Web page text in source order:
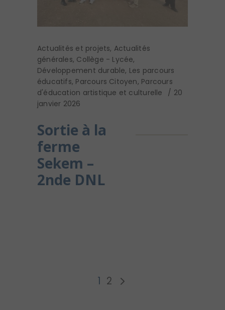
Actualités et projets, Actualités
générales, Collège - Lycée,
Développement durable, Les parcours
éducatifs, Parcours Citoyen, Parcours
d'éducation artistique et culturelle
20
janvier 2026
Sortie à la
ferme
Sekem –
2nde DNL
1 2